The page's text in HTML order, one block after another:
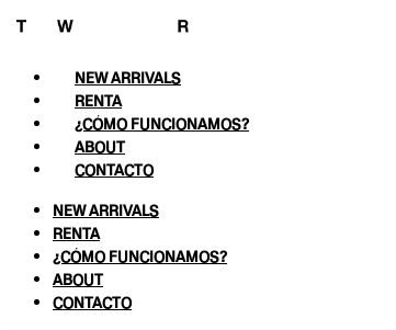
Ir
NEW ARRIVALS
RENTA
¿CÓMO FUNCIONAMOS?
ABOUT
CONTACTO
NEW ARRIVALS
RENTA
¿CÓMO FUNCIONAMOS?
ABOUT
CONTACTO